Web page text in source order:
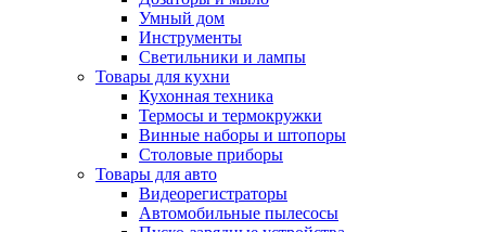
Умный дом
Инструменты
Светильники и лампы
Товары для кухни
Кухонная техника
Термосы и термокружки
Винные наборы и штопоры
Столовые приборы
Товары для авто
Видеорегистраторы
Автомобильные пылесосы